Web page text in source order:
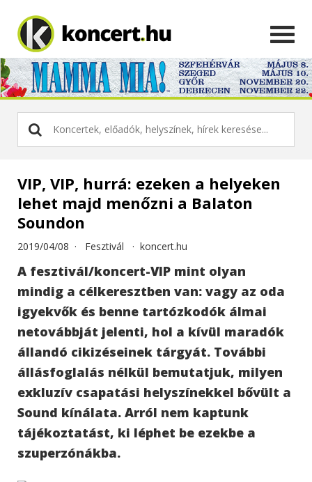
VIP, VIP, hurrá: ezeken a helyeken
lehet majd menőzni a Balaton
Soundon
2019/04/08 · Fesztivál · koncert.hu
A fesztivál/koncert-VIP mint olyan
mindig a célkeresztben van: vagy az oda
igyekvők és benne tartózkodók álmai
netovábbját jelenti, hol a kívül maradók
állandó cikizéseinek tárgyát. További
állásfoglalás nélkül bemutatjuk, milyen
exkluzív csapatási helyszínekkel bővült a
Sound kínálata. Arról nem kaptunk
tájékoztatást, ki léphet be ezekbe a
szuperzónákba.